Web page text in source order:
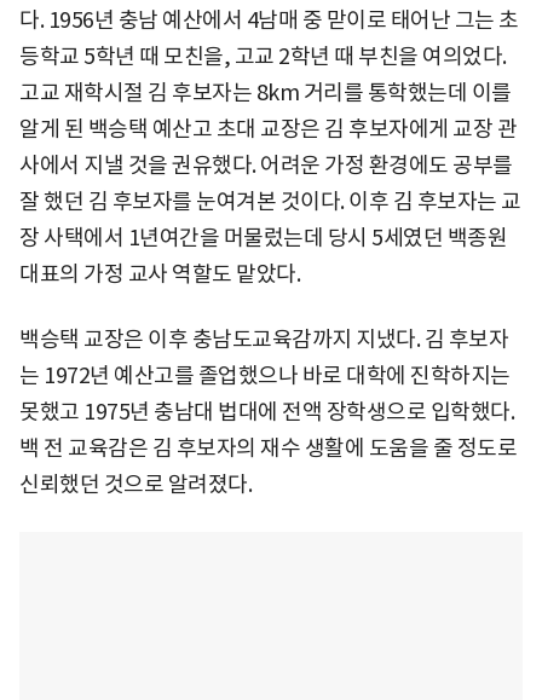
다. 1956년 충남 예산에서 4남매 중 맏이로 태어난 그는 초
등학교 5학년 때 모친을, 고교 2학년 때 부친을 여의었다.
고교 재학시절 김 후보자는 8km 거리를 통학했는데 이를
알게 된 백승택 예산고 초대 교장은 김 후보자에게 교장 관
사에서 지낼 것을 권유했다. 어려운 가정 환경에도 공부를
잘 했던 김 후보자를 눈여겨본 것이다. 이후 김 후보자는 교
장 사택에서 1년여간을 머물렀는데 당시 5세였던 백종원
대표의 가정 교사 역할도 맡았다.
백승택 교장은 이후 충남도교육감까지 지냈다. 김 후보자
는 1972년 예산고를 졸업했으나 바로 대학에 진학하지는
못했고 1975년 충남대 법대에 전액 장학생으로 입학했다.
백 전 교육감은 김 후보자의 재수 생활에 도움을 줄 정도로
신뢰했던 것으로 알려졌다.